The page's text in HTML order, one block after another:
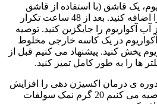
آب آکواریوم، یک قاشق (با استفاده از قاشق
همراه) از این داروی ماهی را اضافه کنید. بعد از 48 ساعت تکرار
شود. 25 تا 100٪ از آب آکواریوم را جایگزین کنید. توصیه
در یک کاسه خارجی مخلوط
پخش کنید. پیشنهاد می کنیم قبل از
ها را به طور کامل تمیز کنید.
ی درمان اکسیژن دهی را افزایش
دهید. در مورد درمان نفخ توصیه می کنیم 20 گرم نمک سولفات